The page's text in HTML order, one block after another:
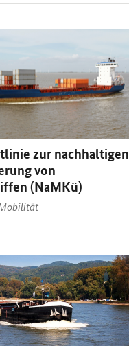
zur nachhaltigen
von
(NaMKü)